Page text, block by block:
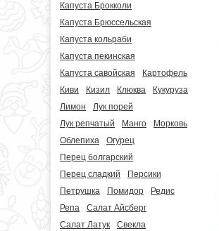
Капуста Брокколи
Капуста Брюссельская
Капуста кольраби
Капуста пекинская
Капуста савойская
Картофель
Киви
Кизил Клюква
Кукуруза
Лимон
Лук порей
Лук репчатый
Манго
Морковь
Облепиха
Огурец
Перец болгарский
Перец сладкий
Персики
Петрушка
Помидор
Редис
Репа
Салат Айсберг
Салат Латук
Свекла